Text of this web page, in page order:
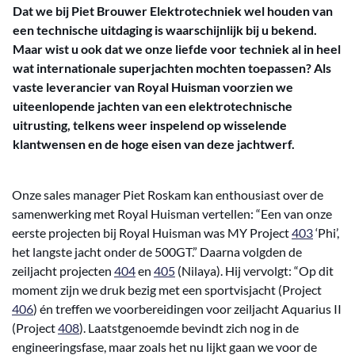
Dat we bij Piet Brouwer Elektrotechniek wel houden van
een technische uitdaging is waarschijnlijk bij u bekend.
Maar wist u ook dat we onze liefde voor techniek al in heel
wat internationale superjachten mochten toepassen? Als
vaste leverancier van Royal Huisman voorzien we
uiteenlopende jachten van een elektrotechnische
uitrusting, telkens weer inspelend op wisselende
klantwensen en de hoge eisen van deze jachtwerf.
Onze sales manager Piet Roskam kan enthousiast over de
samenwerking met Royal Huisman vertellen: “Een van onze
eerste projecten bij Royal Huisman was MY Project403‘Phi’,
het langste jacht onder de 500GT.” Daarna volgden de
zeiljacht projecten 404en 405 (Nilaya). Hij vervolgt: “Op dit
moment zijn we druk bezig met een sportvisjacht (Project
406) én treffen we voorbereidingen voor zeiljacht Aquarius II
(Project408). Laatstgenoemde bevindt zich nog in de
engineeringsfase, maar zoals het nu lijkt gaan we voor de